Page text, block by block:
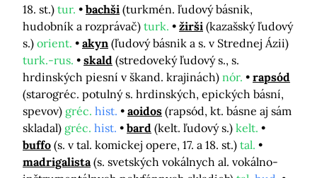
18. st.) tur. bachši (turkmén. ľudový básnik,
hudobník a rozprávač) turk. žirši (kazašský ľudový
s.) orient. akyn (ľudový básnik a s. v Strednej Ázii)
turk.-rus.
skald (stredoveký ľudový s., s.
hrdinských piesní v škand. krajinách) nór.
rapsód
(starogréc. potulný s. hrdinských, epických básní,
spevov) gréc. hist. aoidos (rapsód, kt. básne aj sám
skladal) gréc. hist. bard (kelt. ľudový s.) kelt.
buffo (s. v tal. komickej opere, 17. a 18. st.) tal.
madrigalista (s. svetských vokálnych al. vokálno-